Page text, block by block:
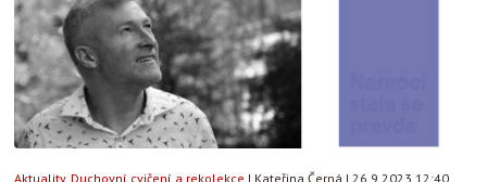
Aktuality, Duchovní cvičení a rekolekce | Kateřina Černá | 26.9.2023 12:40